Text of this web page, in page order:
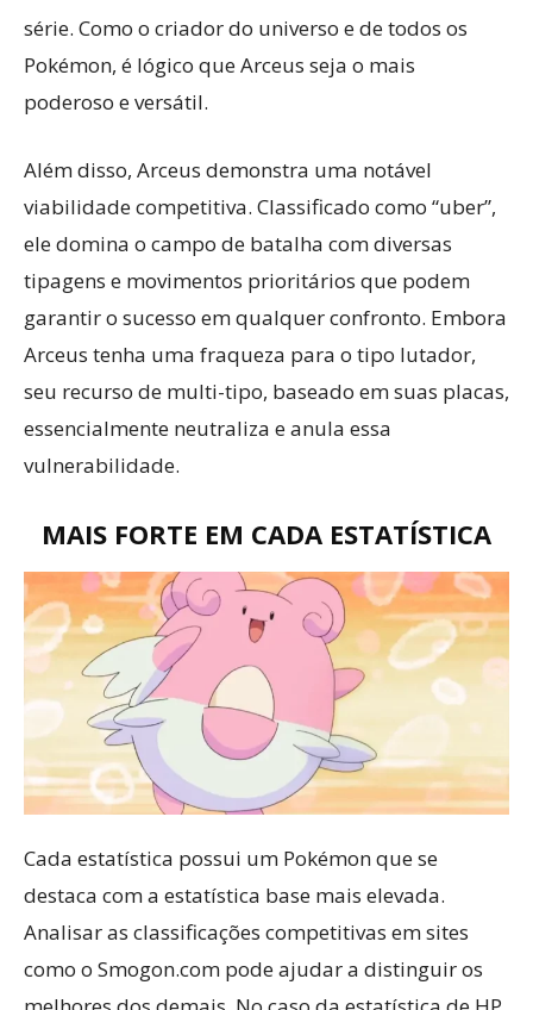
série. Como o criador do universo e de todos os
Pokémon, é lógico que Arceus seja o mais
poderoso e versátil.
Além disso, Arceus demonstra uma notável
viabilidade competitiva. Classificado como “uber”,
ele domina o campo de batalha com diversas
tipagens e movimentos prioritários que podem
garantir o sucesso em qualquer confronto. Embora
Arceus tenha uma fraqueza para o tipo lutador,
seu recurso de multi-tipo, baseado em suas placas,
essencialmente neutraliza e anula essa
vulnerabilidade.
MAIS FORTE EM CADA ESTATÍSTICA
Cada estatística possui um Pokémon que se
destaca com a estatística base mais elevada.
Analisar as classificações competitivas em sites
como o Smogon.com pode ajudar a distinguir os